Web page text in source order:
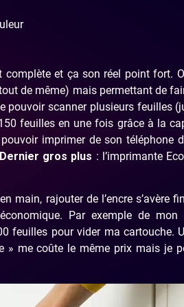
complète et ça son réel point fort.
de même) mais permettant de
pouvoir scanner plusieurs feuilles
feuilles en une fois grâce à la
imprimer de son téléphone
Dernier gros plus : l’imprimante
main, rajouter de l’encre s’avère
Par exemple de mon
feuilles pour vider ma cartouche.
» me coûte le même prix mais je